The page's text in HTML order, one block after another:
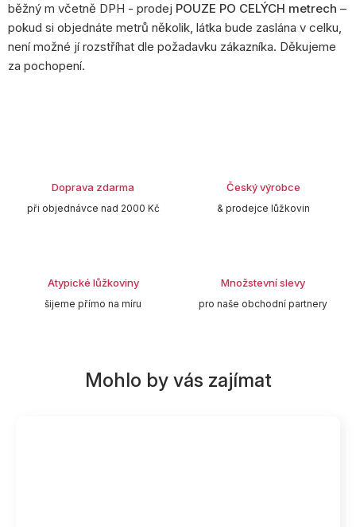
běžný m včetně DPH - prodej POUZE PO CELÝCH metrech –
pokud si objednáte metrů několik, látka bude zaslána v celku,
není možné jí rozstříhat dle požadavku zákazníka. Děkujeme
za pochopení.
Doprava zdarma
při objednávce nad 2000 Kč
Český výrobce
& prodejce lůžkovin
Atypické lůžkoviny
šijeme přímo na míru
Množstevní slevy
pro naše obchodní partnery